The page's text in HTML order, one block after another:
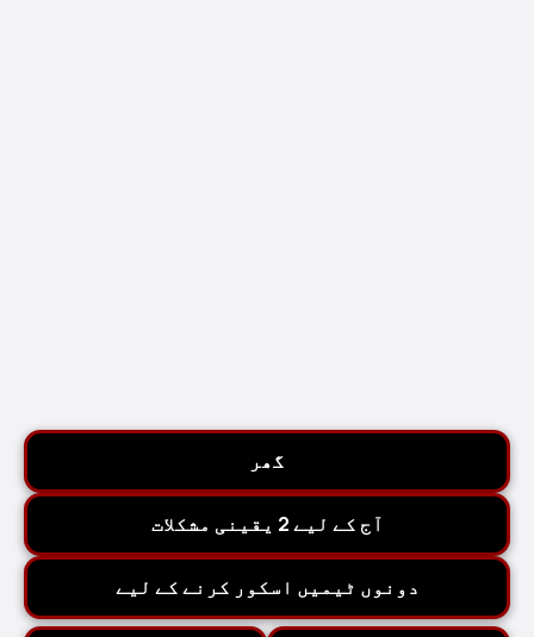
گھر
آج کے لیے 2 یقینی مشکلات
دونوں ٹیمیں اسکور کرنے کے لیے